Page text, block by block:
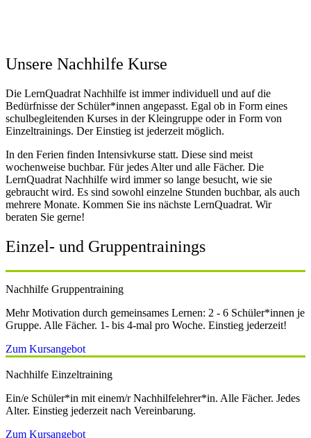
Unsere Nachhilfe Kurse
Die LernQuadrat Nachhilfe ist immer individuell und auf die
Bedürfnisse der Schüler*innen angepasst. Egal ob in Form eines
schulbegleitenden Kurses in der Kleingruppe oder in Form von
Einzeltrainings. Der Einstieg ist jederzeit möglich.
In den Ferien finden Intensivkurse statt. Diese sind meist
wochenweise buchbar. Für jedes Alter und alle Fächer. Die
LernQuadrat Nachhilfe wird immer so lange besucht, wie sie
gebraucht wird. Es sind sowohl einzelne Stunden buchbar, als auch
mehrere Monate. Kommen Sie ins nächste LernQuadrat. Wir
beraten Sie gerne!
Einzel- und Gruppentrainings
Nachhilfe Gruppentraining
Mehr Motivation durch gemeinsames Lernen: 2 - 6 Schüler*innen je
Gruppe. Alle Fächer. 1- bis 4-mal pro Woche. Einstieg jederzeit!
Zum Kursangebot
Nachhilfe Einzeltraining
Ein/e Schüler*in mit einem/r Nachhilfelehrer*in. Alle Fächer. Jedes
Alter. Einstieg jederzeit nach Vereinbarung.
Zum Kursangebot